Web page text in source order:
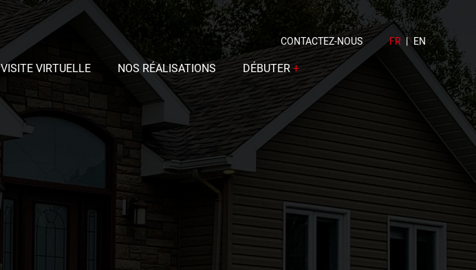
CONTACTEZ-NOUS FR | EN
VISITE VIRTUELLE NOS RÉALISATIONS DÉBUTER+
Calculez votre budget
Étapes
FAQ
Spécifications